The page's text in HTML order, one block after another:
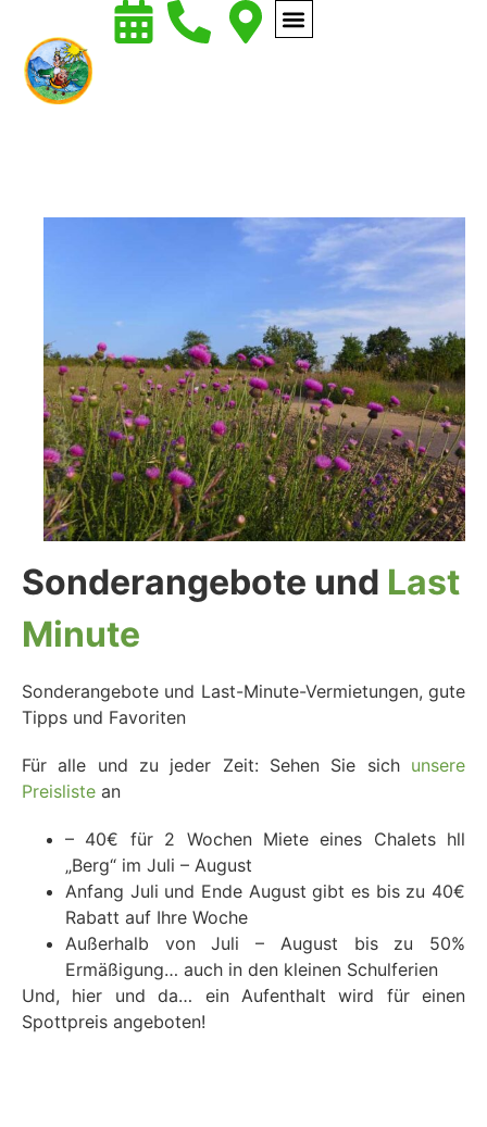
Sonderangebote und Last
Minute
Sonderangebote und Last-Minute-Vermietungen, gute
Tipps und Favoriten
Für alle und zu jeder Zeit: Sehen Sie sich unsere
Preisliste an
– 40€ für 2 Wochen Miete eines Chalets hll
„Berg“ im Juli – August
Anfang Juli und Ende August gibt es bis zu 40€
Rabatt auf Ihre Woche
Außerhalb von Juli – August bis zu 50%
Ermäßigung… auch in den kleinen Schulferien
Und, hier und da… ein Aufenthalt wird für einen
Spottpreis angeboten!